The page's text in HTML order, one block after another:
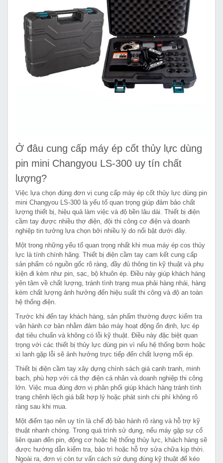
Ở đâu cung cấp máy ép cốt thủy lực dùng
pin mini Changyou LS-300 uy tín chất
lượng?
Việc lựa chọn đúng đơn vị cung cấp máy ép cốt thủy lực dùng pin
mini Changyou LS-300 là yếu tố quan trọng giúp đảm bảo chất
lượng thiết bị, hiệu quả làm việc và độ bền lâu dài. Thiết bị điện
cầm tay được nhiều thợ điện, đội thi công cơ điện và doanh
nghiệp tin tưởng lựa chọn bởi nhiều lý do nổi bật dưới đây.
Một trong những yếu tố quan trọng nhất khi mua máy ép cos thủy
lực là tính chính hãng. Thiết bị điện cầm tay cam kết cung cấp
sản phẩm có nguồn gốc rõ ràng, đầy đủ thông tin kỹ thuật và phụ
kiện đi kèm như pin, sạc, bộ khuôn ép. Điều này giúp khách hàng
yên tâm về chất lượng, tránh tình trạng mua phải hàng nhái, hàng
kém chất lượng ảnh hưởng đến hiệu suất thi công và độ an toàn
hệ thống điện.
Trước khi đến tay khách hàng, sản phẩm thường được kiểm tra
vận hành cơ bản nhằm đảm bảo máy hoạt động ổn định, lực ép
đạt tiêu chuẩn và không có lỗi kỹ thuật. Điều này đặc biệt quan
trọng với các thiết bị thủy lực dùng pin vì nếu hệ thống bơm hoặc
xi lanh gặp lỗi sẽ ảnh hưởng trực tiếp đến chất lượng mối ép.
Thiết bị điện cầm tay xây dựng chính sách giá cạnh tranh, minh
bạch, phù hợp với cả thợ điện cá nhân và doanh nghiệp thi công
lớn. Việc mua đúng đơn vị phân phối giúp khách hàng tránh tình
trạng chênh lệch giá bất hợp lý hoặc phát sinh chi phí không rõ
ràng sau khi mua.
Một điểm tạo nên uy tín là chế độ bảo hành rõ ràng và hỗ trợ kỹ
thuật nhanh chóng. Trong quá trình sử dụng, nếu máy gặp sự cố
liên quan đến pin, động cơ hoặc hệ thống thủy lực, khách hàng sẽ
được hướng dẫn kiểm tra, bảo trì hoặc hỗ trợ sửa chữa kịp thời.
Ngoài ra, đơn vị còn tư vấn cách sử dụng đúng kỹ thuật để kéo